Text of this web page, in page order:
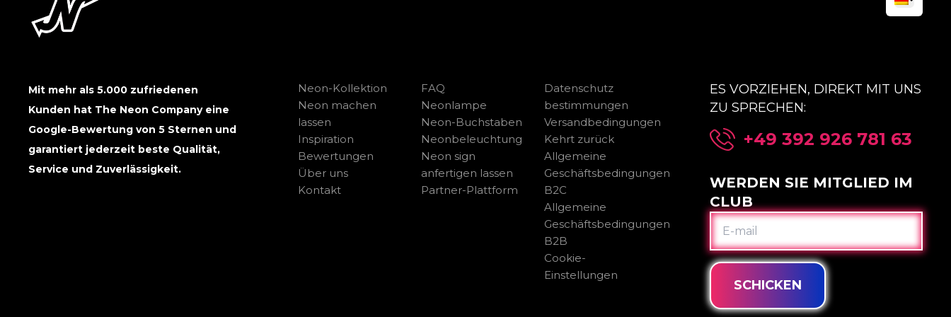
Mit mehr als 5.000 zufriedenen
Kunden hat The Neon Company eine
Google-Bewertung von 5 Sternen und
garantiert jederzeit beste Qualität,
Service und Zuverlässigkeit.
Neon-Kollektion
Neon machen
lassen
Inspiration
Bewertungen
Über uns
Kontakt
FAQ
Neonlampe
Neon-Buchstaben
Neonbeleuchtung
Neon sign
anfertigen lassen
Partner-Plattform
Datenschutz
bestimmungen
Versandbedingungen
Kehrt zurück
Allgemeine
Geschäftsbedingungen
B2C
Allgemeine
Geschäftsbedingungen
B2B
Cookie-
Einstellungen
ES VORZIEHEN, DIREKT MIT UNS
ZU SPRECHEN:
+49 392 926 781 63
WERDEN SIE MITGLIED IM
CLUB
E-
MAIL
SCHICKEN